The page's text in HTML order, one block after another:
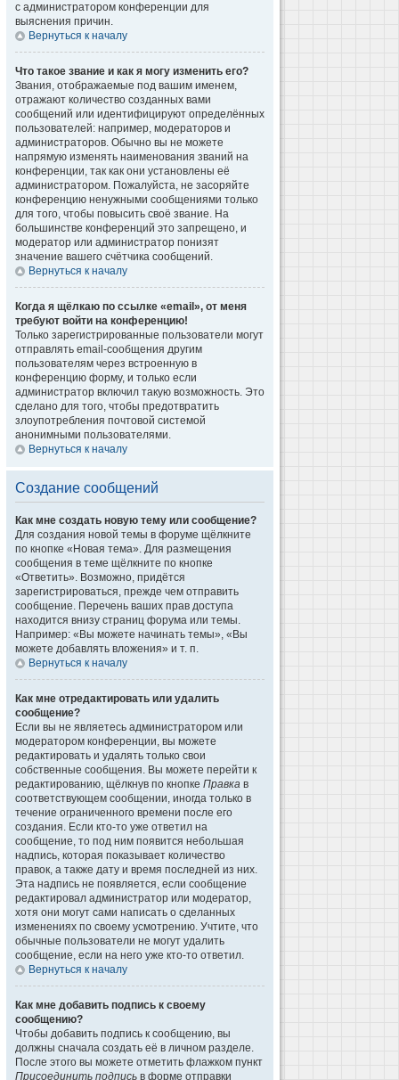
с администратором конференции для
выяснения причин.
Вернуться к началу
Что такое звание и как я могу изменить его?
Звания, отображаемые под вашим именем,
отражают количество созданных вами
сообщений или идентифицируют определённых
пользователей: например, модераторов и
администраторов. Обычно вы не можете
напрямую изменять наименования званий на
конференции, так как они установлены её
администратором. Пожалуйста, не засоряйте
конференцию ненужными сообщениями только
для того, чтобы повысить своё звание. На
большинстве конференций это запрещено, и
модератор или администратор понизят
значение вашего счётчика сообщений.
Вернуться к началу
Когда я щёлкаю по ссылке «email», от меня
требуют войти на конференцию!
Только зарегистрированные пользователи могут
отправлять email-сообщения другим
пользователям через встроенную в
конференцию форму, и только если
администратор включил такую возможность. Это
сделано для того, чтобы предотвратить
злоупотребления почтовой системой
анонимными пользователями.
Вернуться к началу
Создание сообщений
Как мне создать новую тему или сообщение?
Для создания новой темы в форуме щёлкните
по кнопке «Новая тема». Для размещения
сообщения в теме щёлкните по кнопке
«Ответить». Возможно, придётся
зарегистрироваться, прежде чем отправить
сообщение. Перечень ваших прав доступа
находится внизу страниц форума или темы.
Например: «Вы можете начинать темы», «Вы
можете добавлять вложения» и т. п.
Вернуться к началу
Как мне отредактировать или удалить
сообщение?
Если вы не являетесь администратором или
модератором конференции, вы можете
редактировать и удалять только свои
собственные сообщения. Вы можете перейти к
редактированию, щёлкнув по кнопке Правка в
соответствующем сообщении, иногда только в
течение ограниченного времени после его
создания. Если кто-то уже ответил на
сообщение, то под ним появится небольшая
надпись, которая показывает количество
правок, а также дату и время последней из них.
Эта надпись не появляется, если сообщение
редактировал администратор или модератор,
хотя они могут сами написать о сделанных
изменениях по своему усмотрению. Учтите, что
обычные пользователи не могут удалить
сообщение, если на него уже кто-то ответил.
Вернуться к началу
Как мне добавить подпись к своему
сообщению?
Чтобы добавить подпись к сообщению, вы
должны сначала создать её в личном разделе.
После этого вы можете отметить флажком пункт
Присоединить подпись в форме отправки